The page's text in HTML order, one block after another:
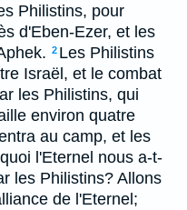
Philistins, pour
d'Eben-Ezer, et les
2 Les Philistins
Israël, et le combat
les Philistins, qui
environ quatre
au camp, et les
l'Eternel nous a-t-
les Philistins? Allons
de l'Eternel;